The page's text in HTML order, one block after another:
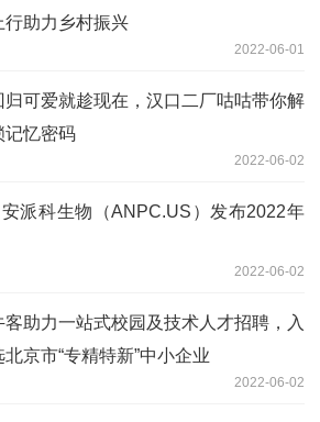
行助力乡村振兴
2022-06-01
归可爱就趁现在，汉口二厂咕咕带你解
记忆密码
2022-06-02
派科生物（ANPC.US）发布2022年
2022-06-02
客助力一站式校园及技术人才招聘，入
北京市“专精特新”中小企业
2022-06-02